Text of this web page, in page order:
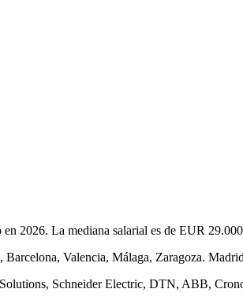
2026. La mediana salarial es de EUR
Valencia, Málaga, Zaragoza.
Schneider Electric, DTN, ABB,